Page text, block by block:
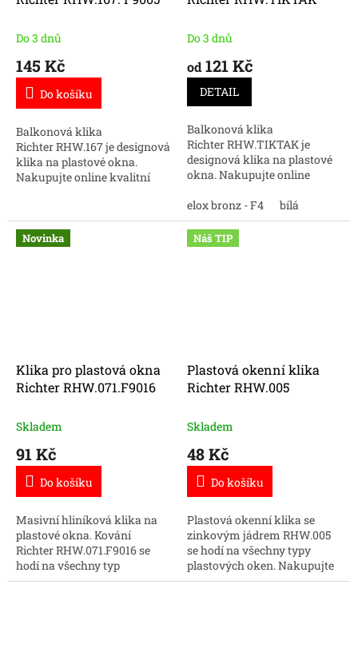
Do 3 dnů
145 Kč
Do košíku
Balkonová klika
Richter RHW.167 je designová
klika na plastové okna.
Nakupujte online kvalitní
Do 3 dnů
od121 Kč
DETAIL
Balkonová klika
Richter RHW.TIKTAK je
designová klika na plastové
okna. Nakupujte online
okna.
elox bronz - F4 bílá
Novinka
Klika pro plastová okna
Richter RHW.071.F9016
Skladem
91 Kč
Do košíku
Masivní hliníková klika na
plastové okna. Kování
Richter RHW.071.F9016 se
hodí na všechny typ
plastových oken. Nakupujte
Náš TIP
Plastová okenní klika
Richter RHW.005
Skladem
48 Kč
Do košíku
Plastová okenní klika se
zinkovým jádrem RHW.005
se hodí na všechny typy
plastových oken. Nakupujte
okenní kování za skvělé